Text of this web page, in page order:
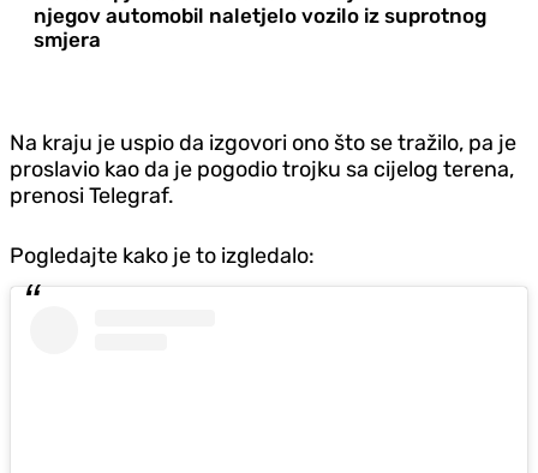
njegov automobil naletjelo vozilo iz suprotnog
smjera
Na kraju je uspio da izgovori ono što se tražilo, pa je
proslavio kao da je pogodio trojku sa cijelog terena,
prenosi Telegraf.
Pogledajte kako je to izgledalo: